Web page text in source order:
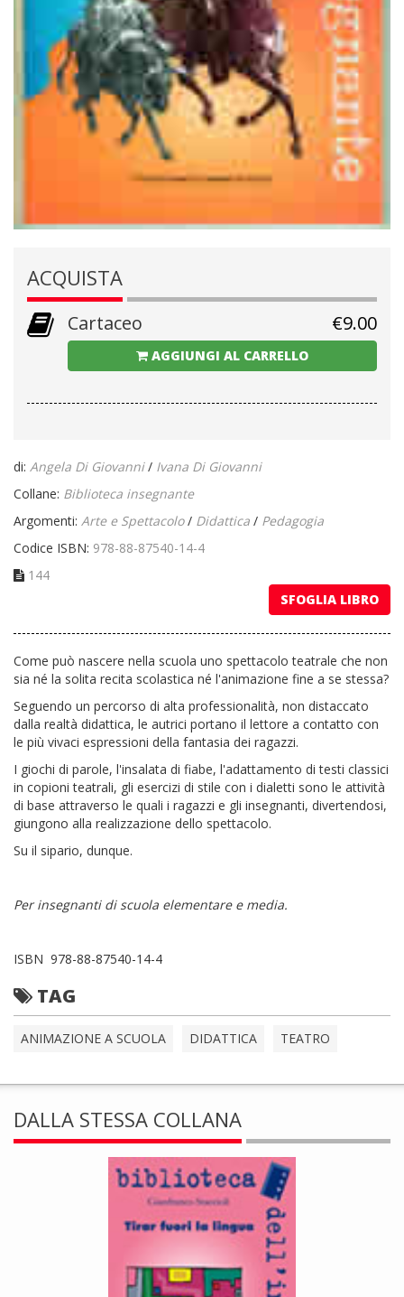
ACQUISTA
Cartaceo €9.00
AGGIUNGI AL CARRELLO
di: Angela Di Giovanni/ Ivana Di Giovanni
Collane: Biblioteca insegnante
Argomenti: Arte e Spettacolo/ Didattica / Pedagogia
Codice ISBN: 978-88-87540-14-4
144
SFOGLIA LIBRO
Come può nascere nella scuola uno spettacolo teatrale che non
sia né la solita recita scolastica né l'animazione fine a se stessa?
Seguendo un percorso di alta professionalità, non distaccato
dalla realtà didattica, le autrici portano il lettore a contatto con
le più vivaci espressioni della fantasia dei ragazzi.
I giochi di parole, l'insalata di fiabe, l'adattamento di testi classici
in copioni teatrali, gli esercizi di stile con i dialetti sono le attività
di base attraverso le quali i ragazzi e gli insegnanti, divertendosi,
giungono alla realizzazione dello spettacolo.
Su il sipario, dunque.
Per insegnanti di scuola elementare e media.
ISBN 978-88-87540-14-4
TAG
ANIMAZIONE A SCUOLA DIDATTICA TEATRO
DALLA STESSA COLLANA